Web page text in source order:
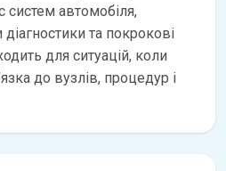
систем автомобіля,
та покрокові
для ситуацій, коли
до вузлів, процедур і